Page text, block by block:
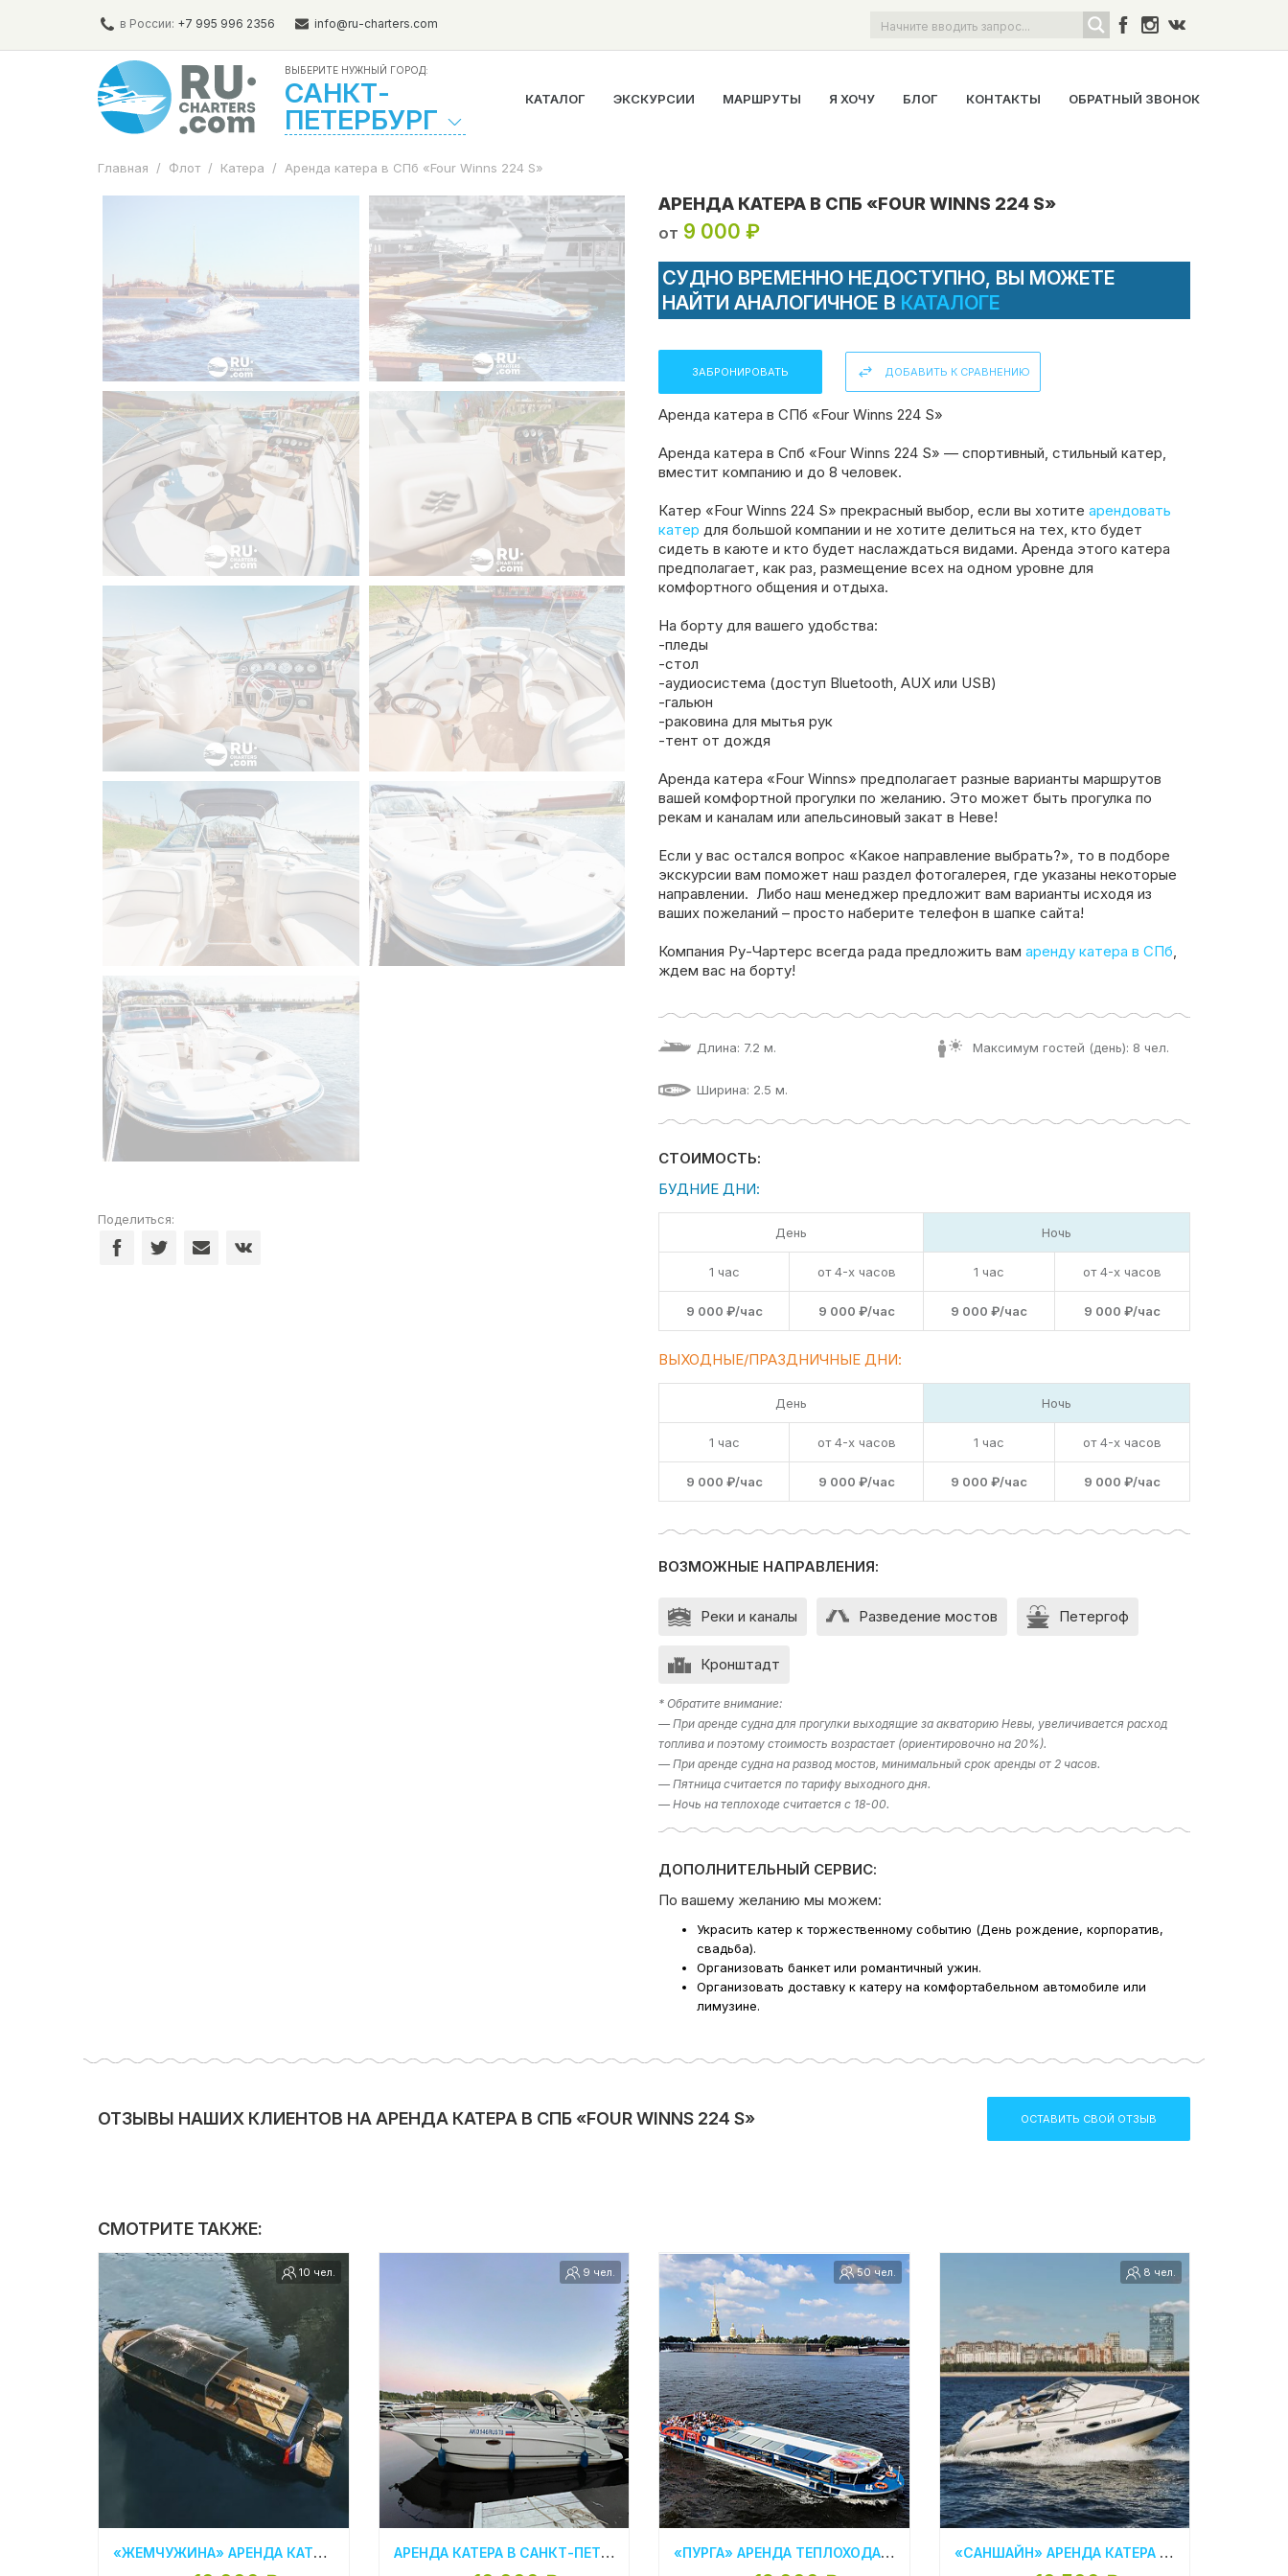
в России: +7 995 996 2356 info@ru-charters.com
ВЫБЕРИТЕ НУЖНЫЙ ГОРОД:
САНКТ-
ПЕТЕРБУРГ
КАТАЛОГ ЭКСКУРСИИ МАРШРУТЫ Я ХОЧУ БЛОГ КОНТАКТЫ ОБРАТНЫЙ ЗВОНОК
Главная / Флот / Катера / Аренда катера в СПб «Four Winns 224 S»
Поделиться:
АРЕНДА КАТЕРА В СПБ «FOUR WINNS 224 S»
от 9 000 ₽
СУДНО ВРЕМЕННО НЕДОСТУПНО, ВЫ МОЖЕТЕ
НАЙТИ АНАЛОГИЧНОЕ В КАТАЛОГЕ
ЗАБРОНИРОВАТЬ ДОБАВИТЬ К СРАВНЕНИЮ
Аренда катера в СПб «Four Winns 224 S»
Аренда катера в Спб «Four Winns 224 S» — спортивный, стильный катер,
вместит компанию и до 8 человек.
Катер «Four Winns 224 S» прекрасный выбор, если вы хотите арендовать
катер для большой компании и не хотите делиться на тех, кто будет
сидеть в каюте и кто будет наслаждаться видами. Аренда этого катера
предполагает, как раз, размещение всех на одном уровне для
комфортного общения и отдыха.
На борту для вашего удобства:
-пледы
-стол
-аудиосистема (доступ Bluetooth, AUX или USB)
-гальюн
-раковина для мытья рук
-тент от дождя
Аренда катера «Four Winns» предполагает разные варианты маршрутов
вашей комфортной прогулки по желанию. Это может быть прогулка по
рекам и каналам или апельсиновый закат в Неве!
Если у вас остался вопрос «Какое направление выбрать?», то в подборе
экскурсии вам поможет наш раздел фотогалерея, где указаны некоторые
направлении. Либо наш менеджер предложит вам варианты исходя из
ваших пожеланий – просто наберите телефон в шапке сайта!
Компания Ру-Чартерс всегда рада предложить вам аренду катера в СПб,
ждем вас на борту!
Длина: 7.2 м.
Ширина: 2.5 м.
Максимум гостей (день): 8 чел.
СТОИМОСТЬ:
БУДНИЕ ДНИ:
День Ночь
1 час от 4-х часов 1 час от 4-х часов
9 000 ₽/час 9 000 ₽/час 9 000 ₽/час 9 000 ₽/час
ВЫХОДНЫЕ/ПРАЗДНИЧНЫЕ ДНИ:
День Ночь
1 час от 4-х часов 1 час от 4-х часов
9 000 ₽/час 9 000 ₽/час 9 000 ₽/час 9 000 ₽/час
ВОЗМОЖНЫЕ НАПРАВЛЕНИЯ:
Реки и каналы Разведение мостов Петергоф
Кронштадт
* Обратите внимание:
— При аренде судна для прогулки выходящие за акваторию Невы, увеличивается расход
топлива и поэтому стоимость возрастает (ориентировочно на 20%).
— При аренде судна на развод мостов, минимальный срок аренды от 2 часов.
— Пятница считается по тарифу выходного дня.
— Ночь на теплоходе считается с 18-00.
ДОПОЛНИТЕЛЬНЫЙ СЕРВИС:
По вашему желанию мы можем:
Украсить катер к торжественному событию (День рождение, корпоратив,
свадьба).
Организовать банкет или романтичный ужин.
Организовать доставку к катеру на комфортабельном автомобиле или
лимузине.
ОТЗЫВЫ НАШИХ КЛИЕНТОВ НА АРЕНДА КАТЕРА В СПБ «FOUR WINNS 224 S» ОСТАВИТЬ СВОЙ ОТЗЫВ
СМОТРИТЕ ТАКЖЕ:
10 чел.
«ЖЕМЧУЖИНА» АРЕНДА КАТЕРА В СПБ
9 чел.
АРЕНДА КАТЕРА В САНКТ-ПЕТЕРБУРГЕ «CHAPARRAL 290 WHITE»
50 чел.
«ПУРГА» АРЕНДА ТЕПЛОХОДА В САНКТ- ПЕТЕРБУРГЕ
8 чел.
«САНШАЙН» АРЕНДА КАТЕРА В СПБ